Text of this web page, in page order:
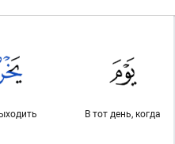
В тот день, когда